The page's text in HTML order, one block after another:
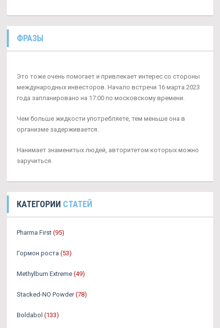
ФРАЗЫ
Это тоже очень помогает и привлекает интерес со стороны
международных инвесторов. Начало встречи 16 марта 2023
года запланировано на 17:00 по московскому времени.
Чем больше жидкости употребляете, тем меньше она в
организме задерживается.
Нанимает знаменитых людей, авторитетом которых можно
заручиться.
КАТЕГОРИИ СТАТЕЙ
Pharma First (95)
Гормон роста (53)
Methylburn Extreme (49)
Stacked-NO Powder (78)
Boldabol (133)